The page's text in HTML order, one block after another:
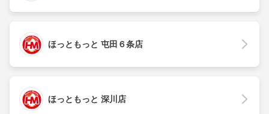
ほっともっと 屯田６条店
ほっともっと 深川店